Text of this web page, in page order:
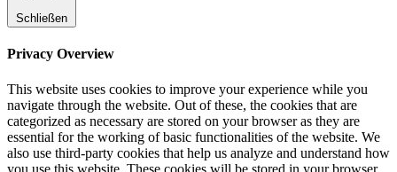
Schließen
Privacy Overview
This website uses cookies to improve your experience while you
navigate through the website. Out of these, the cookies that are
categorized as necessary are stored on your browser as they are
essential for the working of basic functionalities of the website. We
also use third-party cookies that help us analyze and understand how
you use this website. These cookies will be stored in your browser